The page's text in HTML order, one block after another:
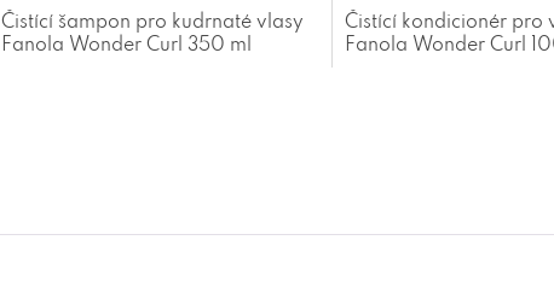
Čistící šampon pro kudrnaté vlasy
Fanola Wonder Curl 350 ml
Čistící kondicionér pro
Fanola Wonder Curl